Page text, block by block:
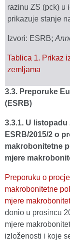
razinu ZS (pck) u
prikazuje stanje
Izvori: ESRB;
Tablica 1. Prikaz
zemljama
3.3. Preporuke
(ESRB)
3.3.1. U
ESRB/2015/2 o
makrobonitetne
mjere
Preporuku o
makrobonitetne
mjere
donio u prosincu
mjere
izloženosti i koje